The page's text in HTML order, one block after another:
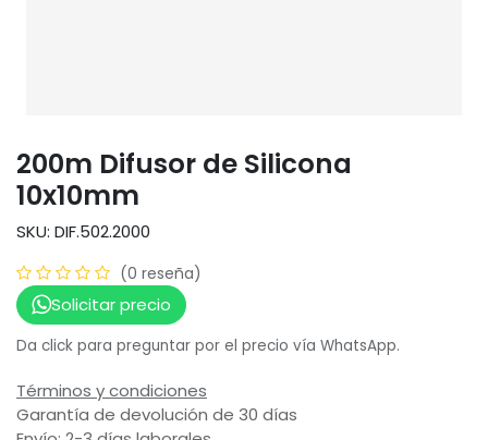
200m Difusor de Silicona
10x10mm
SKU: DIF.502.2000
(0 reseña)
Solicitar precio
Da click para preguntar por el precio vía WhatsApp.
Términos y condiciones
Garantía de devolución de 30 días